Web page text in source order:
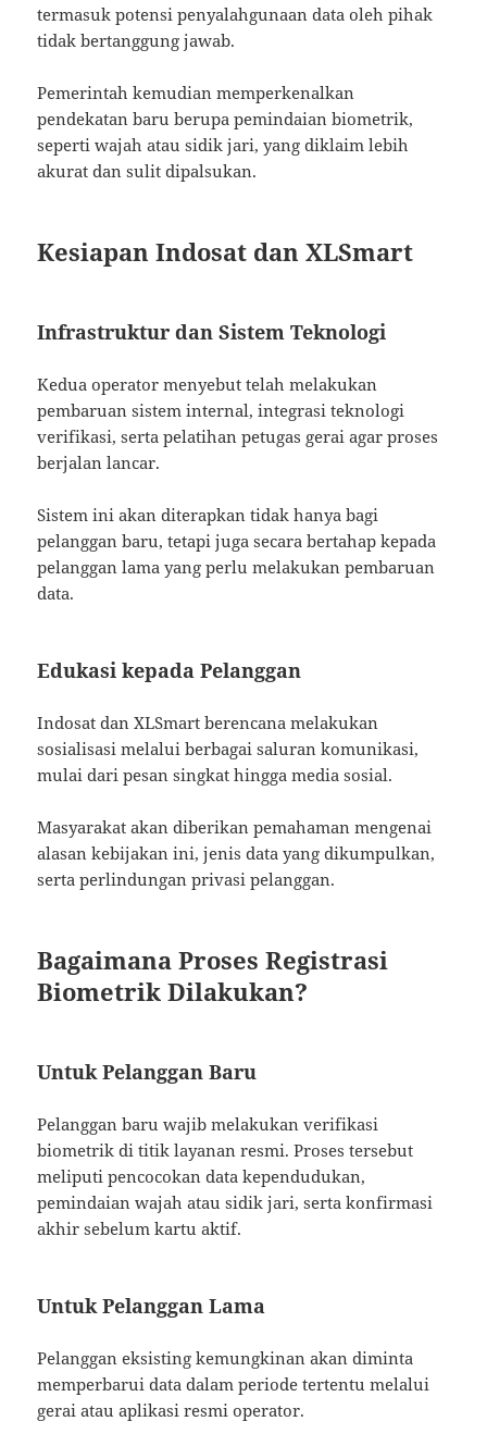
termasuk potensi penyalahgunaan data oleh pihak
tidak bertanggung jawab.
Pemerintah kemudian memperkenalkan
pendekatan baru berupa pemindaian biometrik,
seperti wajah atau sidik jari, yang diklaim lebih
akurat dan sulit dipalsukan.
Kesiapan Indosat dan XLSmart
Infrastruktur dan Sistem Teknologi
Kedua operator menyebut telah melakukan
pembaruan sistem internal, integrasi teknologi
verifikasi, serta pelatihan petugas gerai agar proses
berjalan lancar.
Sistem ini akan diterapkan tidak hanya bagi
pelanggan baru, tetapi juga secara bertahap kepada
pelanggan lama yang perlu melakukan pembaruan
data.
Edukasi kepada Pelanggan
Indosat dan XLSmart berencana melakukan
sosialisasi melalui berbagai saluran komunikasi,
mulai dari pesan singkat hingga media sosial.
Masyarakat akan diberikan pemahaman mengenai
alasan kebijakan ini, jenis data yang dikumpulkan,
serta perlindungan privasi pelanggan.
Bagaimana Proses Registrasi
Biometrik Dilakukan?
Untuk Pelanggan Baru
Pelanggan baru wajib melakukan verifikasi
biometrik di titik layanan resmi. Proses tersebut
meliputi pencocokan data kependudukan,
pemindaian wajah atau sidik jari, serta konfirmasi
akhir sebelum kartu aktif.
Untuk Pelanggan Lama
Pelanggan eksisting kemungkinan akan diminta
memperbarui data dalam periode tertentu melalui
gerai atau aplikasi resmi operator.